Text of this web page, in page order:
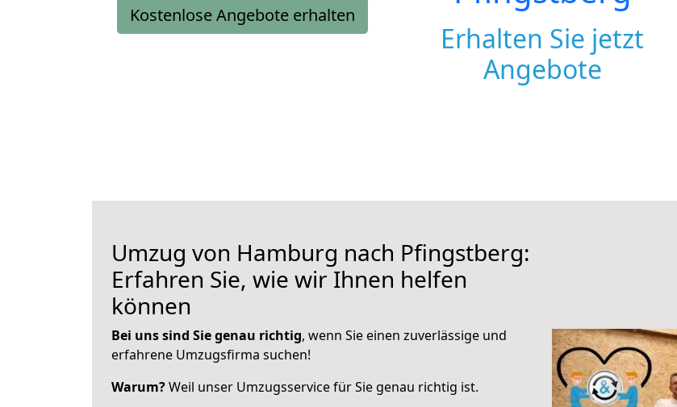
Kostenlose Angebote erhalten
Erhalten Sie jetzt
Angebote
Umzug von Hamburg nach Pfingstberg:
Erfahren Sie, wie wir Ihnen helfen
können
Bei uns sind Sie genau richtig, wenn Sie einen zuverlässige und
erfahrene Umzugsfirma suchen!
Warum?Weil unser Umzugsservice für Sie genau richtig ist.